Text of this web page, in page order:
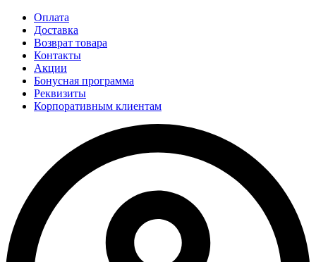
Оплата
Доставка
Возврат товара
Контакты
Акции
Бонусная программа
Реквизиты
Корпоративным клиентам